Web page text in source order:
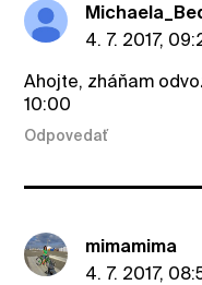
4. 7. 2017,
Ahojte, zháňam
10:00
Odpovedať
mimamima
4. 7. 2017,